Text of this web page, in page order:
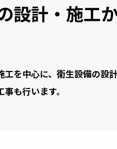
設計・施工
工を中心に、衛生設備の設
も行います。